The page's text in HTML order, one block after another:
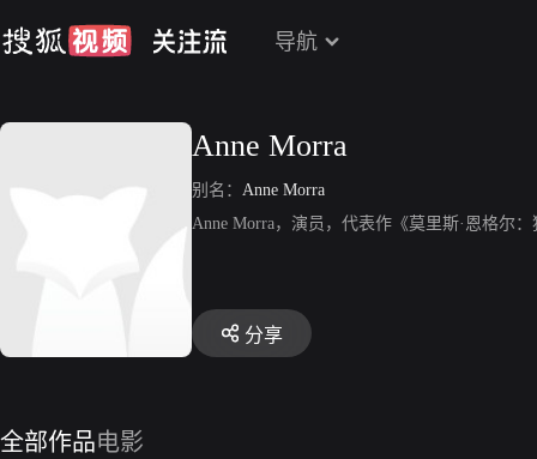
导航
Anne Morra
别名： Anne Morra
Anne Morra，演员，代表作《莫里斯·恩格尔
分享
全部作品电影